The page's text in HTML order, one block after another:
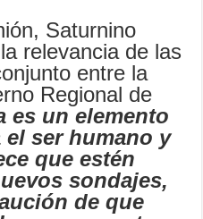
Saturnino
relevancia de las
entre la
Regional de
es un elemento
ser humano y
que estén
sondajes,
de que